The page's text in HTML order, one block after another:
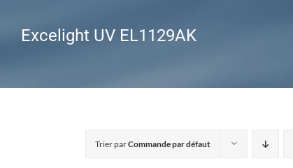
Excelight UV EL1129AK
Trier parCommande par défaut